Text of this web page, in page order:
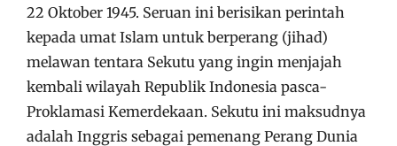
22 Oktober 1945. Seruan ini berisikan perintah
kepada umat Islam untuk berperang (jihad)
melawan tentara Sekutu yang ingin menjajah
kembali wilayah Republik Indonesia pasca-
Proklamasi Kemerdekaan. Sekutu ini maksudnya
adalah Inggris sebagai pemenang Perang Dunia